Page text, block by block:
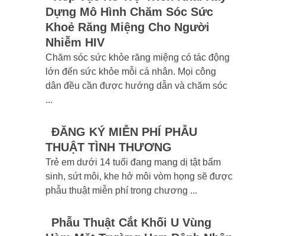
Dựng Mô Hình Chăm Sóc Sức
Khoẻ Răng Miệng Cho Người
Nhiễm HIV
Chăm sóc sức khỏe răng miệng có tác động
lớn đến sức khỏe mỗi cá nhân. Mọi công
dân đều cần được hướng dẫn và chăm sóc
...
ĐĂNG KÝ MIỄN PHÍ PHẪU
THUẬT TÌNH THƯƠNG
Trẻ em dưới 14 tuổi đang mang dị tật bẩm
sinh, sứt môi, khe hở môi vòm họng sẽ được
phẫu thuật miễn phí trong chương ...
Phẫu Thuật Cắt Khối U Vùng